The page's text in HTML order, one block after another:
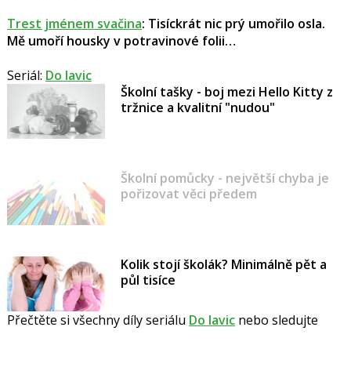
Trest jménem svačina: Tisíckrát nic prý umořilo osla.
Mě umoří housky v potravinové folii…
Seriál: Do lavic
Školní tašky - boj mezi Hello Kitty z
tržnice a kvalitní "nudou"
Školní pomůcky - největší chyba je
pořizovat věci předem
Kolik stojí školák? Minimálně pět a
půl tisíce
Přečtěte si všechny díly seriálu Do lavicnebo sledujte